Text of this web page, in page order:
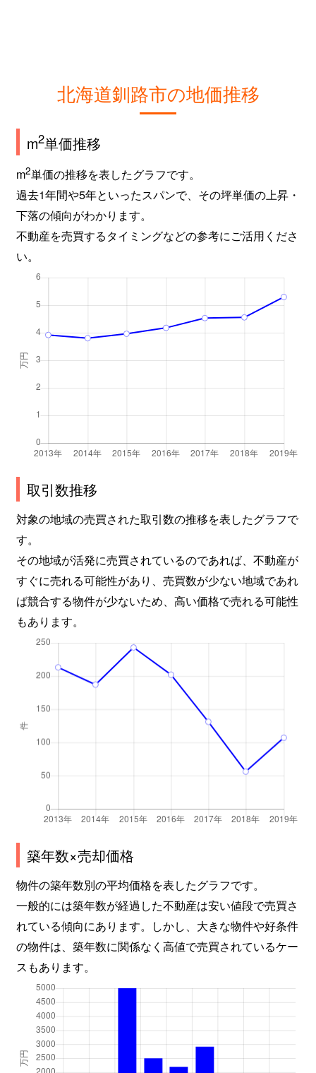
北海道釧路市の地価推移
m2単価推移
m2単価の推移を表したグラフです。
過去1年間や5年といったスパンで、その坪単価の上昇・
下落の傾向がわかります。
不動産を売買するタイミングなどの参考にご活用くださ
い。
取引数推移
対象の地域の売買された取引数の推移を表したグラフで
す。
その地域が活発に売買されているのであれば、不動産が
すぐに売れる可能性があり、売買数が少ない地域であれ
ば競合する物件が少ないため、高い価格で売れる可能性
もあります。
築年数×売却価格
物件の築年数別の平均価格を表したグラフです。
一般的には築年数が経過した不動産は安い値段で売買さ
れている傾向にあります。しかし、大きな物件や好条件
の物件は、築年数に関係なく高値で売買されているケー
スもあります。